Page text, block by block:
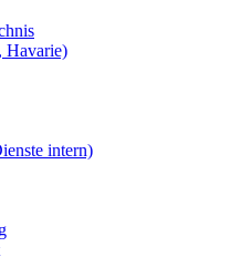
Havarie)
intern)